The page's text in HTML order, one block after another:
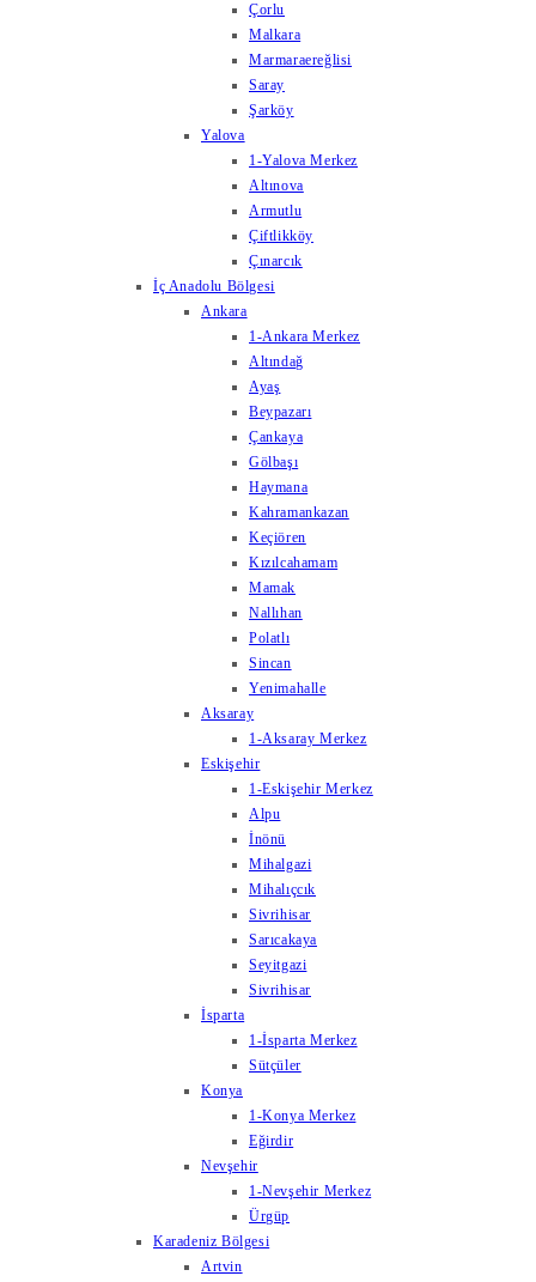
Çorlu
Malkara
Marmaraereğlisi
Saray
Şarköy
Yalova
1-Yalova Merkez
Altınova
Armutlu
Çiftlikköy
Çınarcık
İç Anadolu Bölgesi
Ankara
1-Ankara Merkez
Altındağ
Ayaş
Beypazarı
Çankaya
Gölbaşı
Haymana
Kahramankazan
Keçiören
Kızılcahamam
Mamak
Nallıhan
Polatlı
Sincan
Yenimahalle
Aksaray
1-Aksaray Merkez
Eskişehir
1-Eskişehir Merkez
Alpu
İnönü
Mihalgazi
Mihalıçcık
Sivrihisar
Sarıcakaya
Seyitgazi
Sivrihisar
İsparta
1-İsparta Merkez
Sütçüler
Konya
1-Konya Merkez
Eğirdir
Nevşehir
1-Nevşehir Merkez
Ürgüp
Karadeniz Bölgesi
Artvin